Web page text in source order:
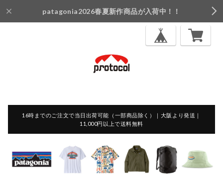
patagonia2026春夏新作商品が入荷中！！
16時までのご注文で当日出荷可能（一部商品除く）｜大阪より発送｜
11,000円以上で送料無料